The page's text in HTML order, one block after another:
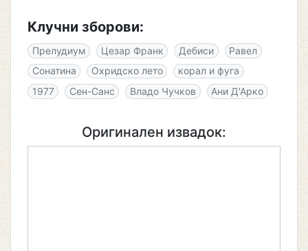
Клучни зборови:
Прелудиум Цезар Франк Дебиси
Равел
Сонатина
Охридско лето
корал и фуга
1977
Сен-Санс Владо Чучков Ани Д'Арко
Оригинален извадок: